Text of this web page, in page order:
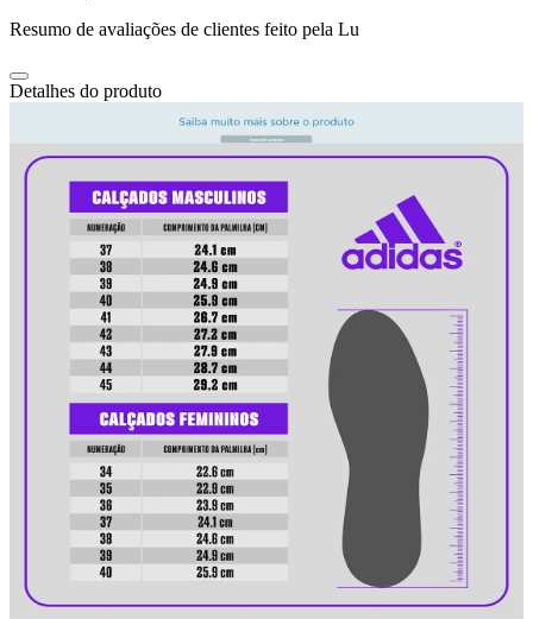
Resumo de avaliações de clientes feito pela Lu
Detalhes do produto